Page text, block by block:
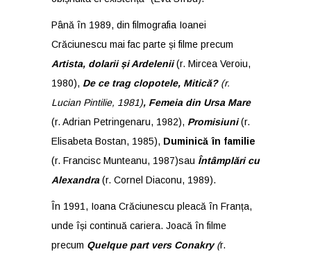
Până în 1989, din filmografia Ioanei
Crăciunescu mai fac parte și filme precum
Artista, dolarii și Ardelenii(r. Mircea Veroiu,
1980), De ce trag clopotele, Mitică? (r.
Lucian Pintilie, 1981), Femeia din Ursa Mare
(r. Adrian Petringenaru, 1982), Promisiuni(r.
Elisabeta Bostan, 1985), Duminică în familie
(r. Francisc Munteanu, 1987)sau Întâmplări cu
Alexandra(r. Cornel Diaconu, 1989).
În 1991, Ioana Crăciunescu pleacă în Franța,
unde își continuă cariera. Joacă în filme
precum Quelque part vers Conakry(r.